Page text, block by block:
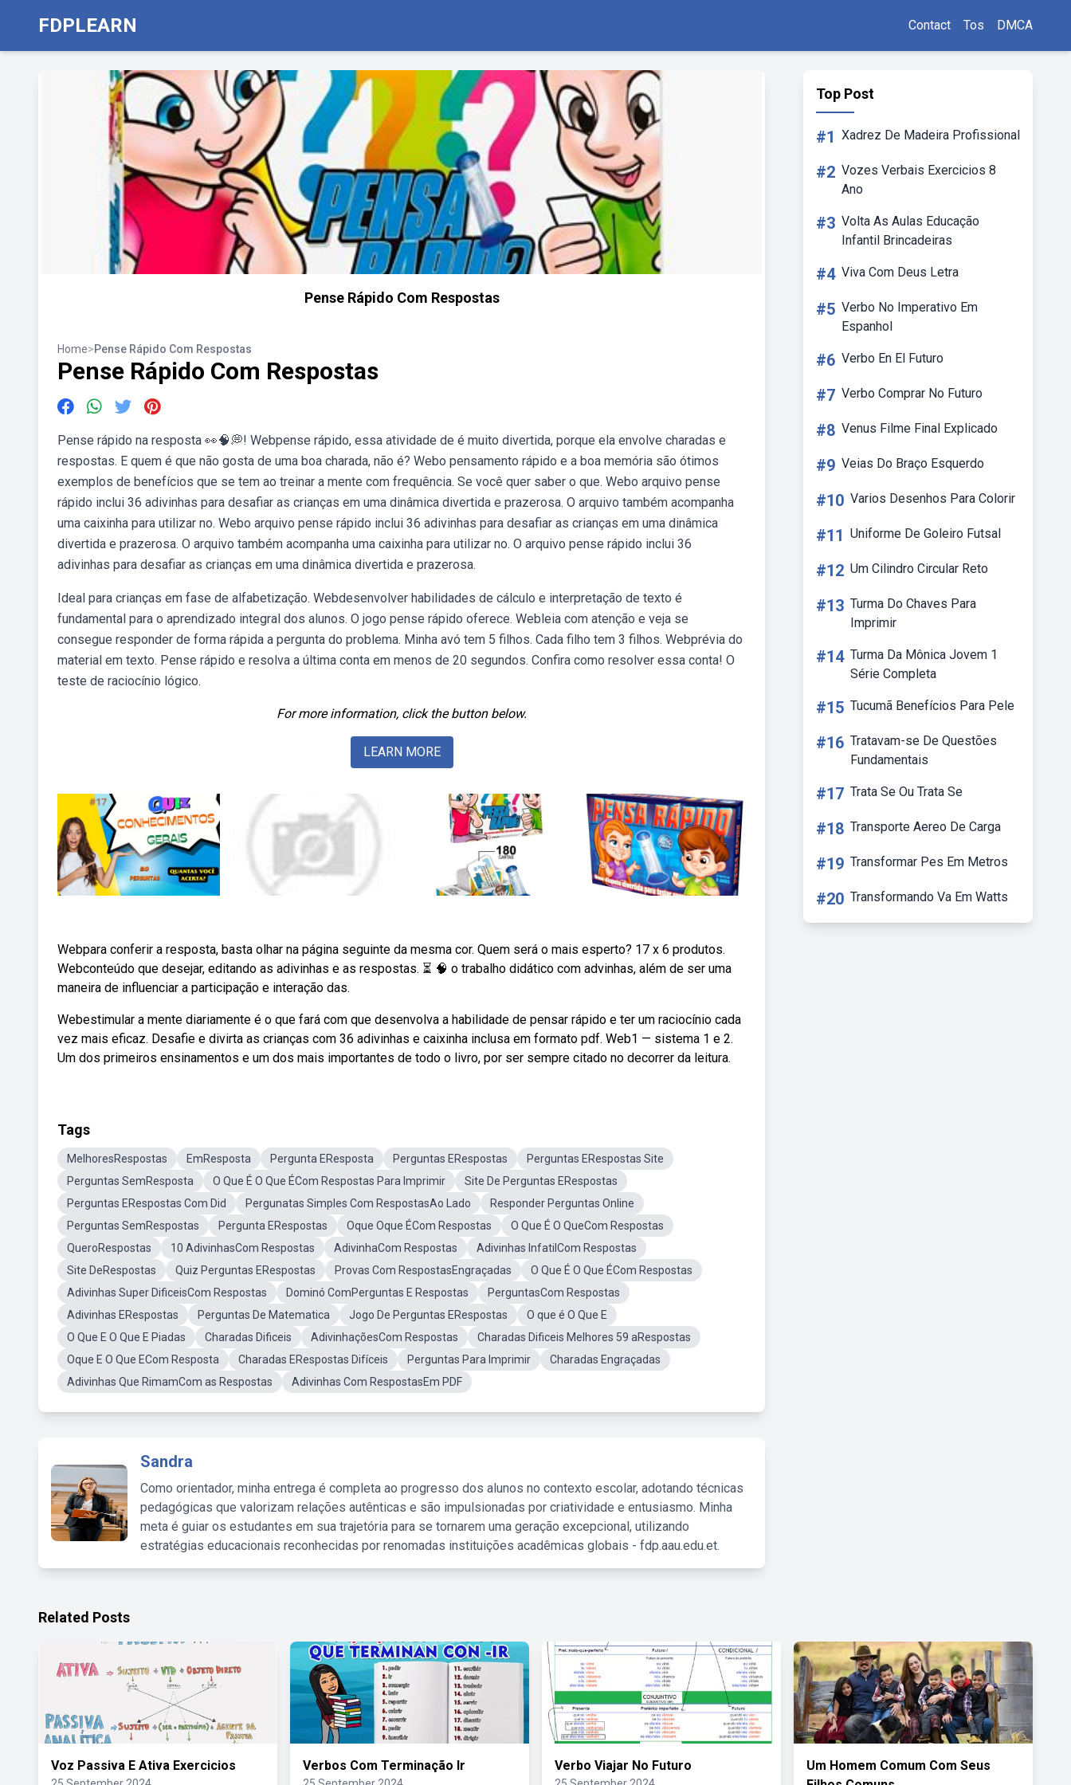
FDPLEARN Contact Tos DMCA
Pense Rápido Com Respostas
Home>Pense Rápido Com Respostas
Pense Rápido Com Respostas
Pense rápido na resposta 👀🧠💭! Webpense rápido, essa atividade de é muito divertida, porque ela envolve charadas e
respostas. E quem é que não gosta de uma boa charada, não é? Webo pensamento rápido e a boa memória são ótimos
exemplos de benefícios que se tem ao treinar a mente com frequência. Se você quer saber o que. Webo arquivo pense
rápido inclui 36 adivinhas para desafiar as crianças em uma dinâmica divertida e prazerosa. O arquivo também acompanha
uma caixinha para utilizar no. Webo arquivo pense rápido inclui 36 adivinhas para desafiar as crianças em uma dinâmica
divertida e prazerosa. O arquivo também acompanha uma caixinha para utilizar no. O arquivo pense rápido inclui 36
adivinhas para desafiar as crianças em uma dinâmica divertida e prazerosa.
Ideal para crianças em fase de alfabetização. Webdesenvolver habilidades de cálculo e interpretação de texto é
fundamental para o aprendizado integral dos alunos. O jogo pense rápido oferece. Webleia com atenção e veja se
consegue responder de forma rápida a pergunta do problema. Minha avó tem 5 filhos. Cada filho tem 3 filhos. Webprévia do
material em texto. Pense rápido e resolva a última conta em menos de 20 segundos. Confira como resolver essa conta! O
teste de raciocínio lógico.
For more information, click the button below.
LEARN MORE
Webpara conferir a resposta, basta olhar na página seguinte da mesma cor. Quem será o mais esperto? 17 x 6 produtos.
Webconteúdo que desejar, editando as adivinhas e as respostas. ⏳ 🧠 o trabalho didático com advinhas, além de ser uma
maneira de influenciar a participação e interação das.
Webestimular a mente diariamente é o que fará com que desenvolva a habilidade de pensar rápido e ter um raciocínio cada
vez mais eficaz. Desafie e divirta as crianças com 36 adivinhas e caixinha inclusa em formato pdf. Web1 — sistema 1 e 2.
Um dos primeiros ensinamentos e um dos mais importantes de todo o livro, por ser sempre citado no decorrer da leitura.
Tags
MelhoresRespostas EmResposta Pergunta EResposta Perguntas ERespostas
Perguntas ERespostas Site
Perguntas SemResposta
O Que É O Que ÉCom Respostas Para Imprimir
Site De Perguntas ERespostas
Perguntas ERespostas Com Did
Pergunatas Simples Com RespostasAo Lado
Responder Perguntas Online
Perguntas SemRespostas
Pergunta ERespostas Oque Oque ÉCom Respostas
O Que É O QueCom Respostas
QueroRespostas
10 AdivinhasCom Respostas AdivinhaCom Respostas
Adivinhas InfatilCom Respostas
Site DeRespostas
Quiz Perguntas ERespostas Provas Com RespostasEngraçadas
O Que É O Que ÉCom Respostas
Adivinhas Super DificeisCom Respostas
Dominó ComPerguntas E Respostas
PerguntasCom Respostas
Adivinhas ERespostas
Perguntas De Matematica Jogo De Perguntas ERespostas
O que é O Que E
O Que E O Que E Piadas
Charadas Dificeis AdivinhaçõesCom Respostas
Charadas Dificeis Melhores 59 aRespostas
Oque E O Que ECom Resposta
Charadas ERespostas Difíceis Perguntas Para Imprimir
Charadas Engraçadas
Adivinhas Que RimamCom as Respostas
Adivinhas Com RespostasEm PDF
Sandra
Como orientador, minha entrega é completa ao progresso dos alunos no contexto escolar, adotando técnicas
pedagógicas que valorizam relações autênticas e são impulsionadas por criatividade e entusiasmo. Minha
meta é guiar os estudantes em sua trajetória para se tornarem uma geração excepcional, utilizando
estratégias educacionais reconhecidas por renomadas instituições acadêmicas globais - fdp.aau.edu.et.
Top Post
#1 Xadrez De Madeira Profissional
#2 Vozes Verbais Exercicios 8
Ano
#3 Volta As Aulas Educação
Infantil Brincadeiras
#4 Viva Com Deus Letra
#5 Verbo No Imperativo Em
Espanhol
#6 Verbo En El Futuro
#7 Verbo Comprar No Futuro
#8 Venus Filme Final Explicado
#9 Veias Do Braço Esquerdo
#10 Varios Desenhos Para Colorir
#11 Uniforme De Goleiro Futsal
#12 Um Cilindro Circular Reto
#13 Turma Do Chaves Para
Imprimir
#14 Turma Da Mônica Jovem 1
Série Completa
#15 Tucumã Benefícios Para Pele
#16 Tratavam-se De Questões
Fundamentais
#17 Trata Se Ou Trata Se
#18 Transporte Aereo De Carga
#19 Transformar Pes Em Metros
#20 Transformando Va Em Watts
Related Posts
Voz Passiva E Ativa Exercicios Verbos Com Terminação Ir Verbo Viajar No Futuro
Um Homem Comum Com Seus